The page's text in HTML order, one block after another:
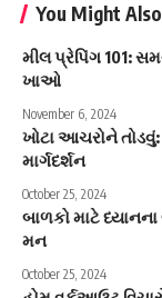
You Might
મીલ પ્રેપિંગ 101:
ખાઓ
November 6, 2024
ખોટા આચરોને તોડવું:
માર્ગદર્શન
October 25, 2024
બાળકો માટે
મન
October 25, 2024